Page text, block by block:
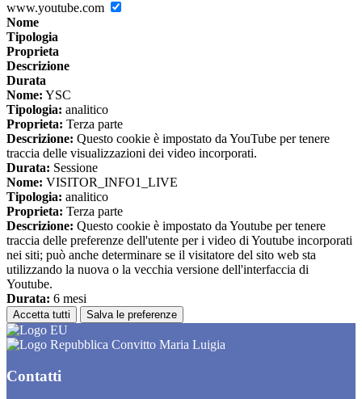
www.youtube.com
Nome
Tipologia
Proprieta
Descrizione
Durata
Nome: YSC
Tipologia: analitico
Proprieta: Terza parte
Descrizione: Questo cookie è impostato da YouTube per tenere
traccia delle visualizzazioni dei video incorporati.
Durata: Sessione
Nome: VISITOR_INFO1_LIVE
Tipologia: analitico
Proprieta: Terza parte
Descrizione: Questo cookie è impostato da Youtube per tenere
traccia delle preferenze dell'utente per i video di Youtube incorporati
nei siti; può anche determinare se il visitatore del sito web sta
utilizzando la nuova o la vecchia versione dell'interfaccia di
Youtube.
Durata: 6 mesi
Accetta tutti Salva le preferenze
Convitto Maria Luigia
Contatti